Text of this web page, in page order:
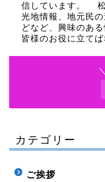
信しています。 松
光地情報、地元民
どなど、興味のあ
皆様のお役に立てば
カテゴリー
ご挨拶